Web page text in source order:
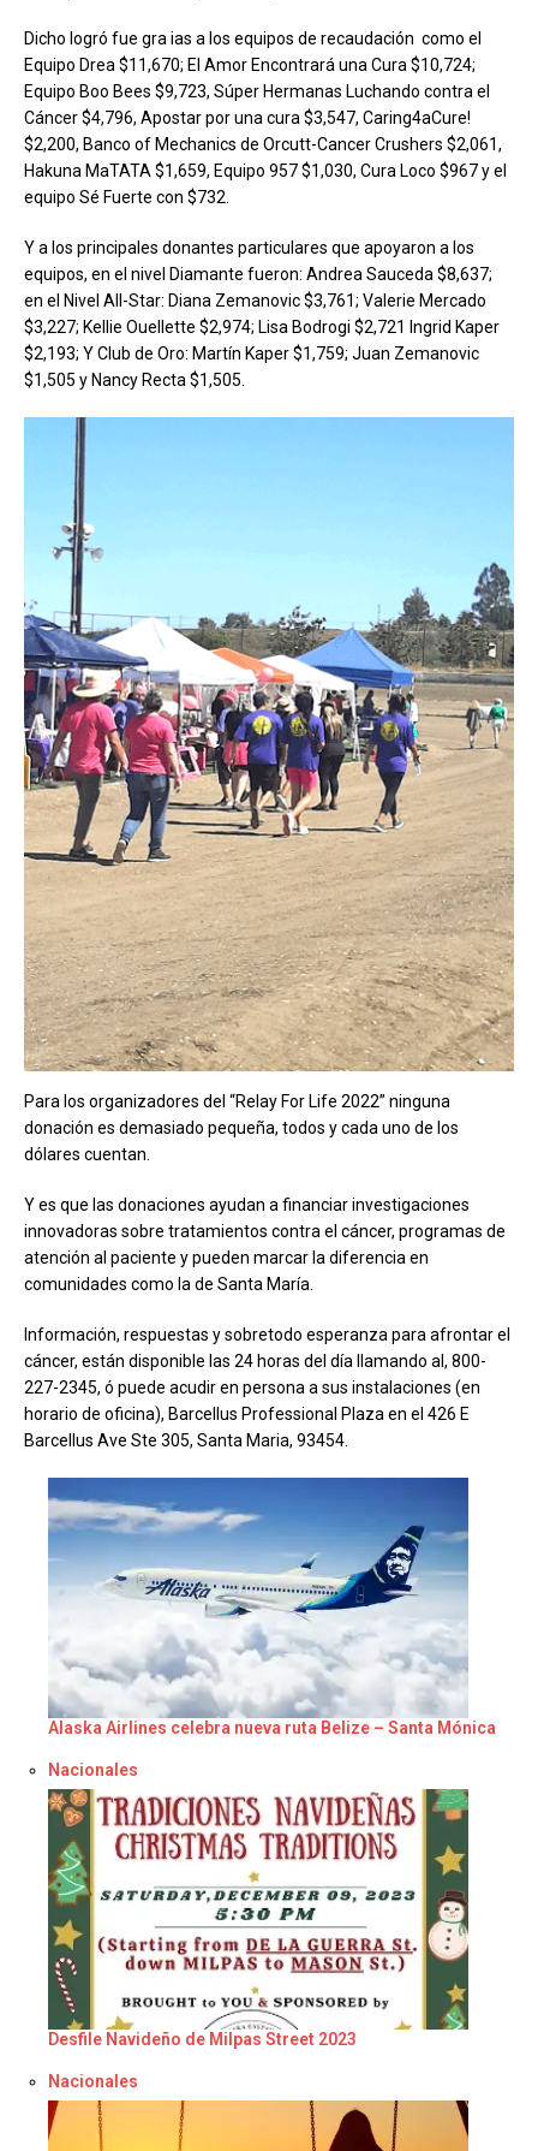
Dicho logró fue gra ias a los equipos de recaudación como el
Equipo Drea $11,670; El Amor Encontrará una Cura $10,724;
Equipo Boo Bees $9,723, Súper Hermanas Luchando contra el
Cáncer $4,796, Apostar por una cura $3,547, Caring4aCure!
$2,200, Banco of Mechanics de Orcutt-Cancer Crushers $2,061,
Hakuna MaTATA $1,659, Equipo 957 $1,030, Cura Loco $967 y el
equipo Sé Fuerte con $732.
Y a los principales donantes particulares que apoyaron a los
equipos, en el nivel Diamante fueron: Andrea Sauceda $8,637;
en el Nivel All-Star: Diana Zemanovic $3,761; Valerie Mercado
$3,227; Kellie Ouellette $2,974; Lisa Bodrogi $2,721 Ingrid Kaper
$2,193; Y Club de Oro: Martín Kaper $1,759; Juan Zemanovic
$1,505 y Nancy Recta $1,505.
Para los organizadores del “Relay For Life 2022” ninguna
donación es demasiado pequeña, todos y cada uno de los
dólares cuentan.
Y es que las donaciones ayudan a financiar investigaciones
innovadoras sobre tratamientos contra el cáncer, programas de
atención al paciente y pueden marcar la diferencia en
comunidades como la de Santa María.
Información, respuestas y sobretodo esperanza para afrontar el
cáncer, están disponible las 24 horas del día llamando al, 800-
227-2345, ó puede acudir en persona a sus instalaciones (en
horario de oficina), Barcellus Professional Plaza en el 426 E
Barcellus Ave Ste 305, Santa Maria, 93454.
Alaska Airlines celebra nueva ruta Belize – Santa Mónica
Respecto a
Nacionales
Desfile Navideño de Milpas Street 2023
Respecto a
Nacionales